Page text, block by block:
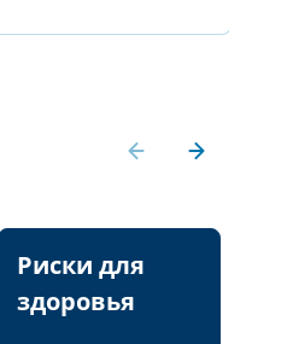
Риски для
здоровья